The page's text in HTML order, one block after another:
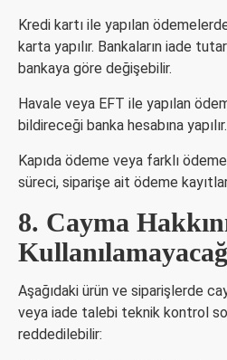
Kredi kartı ile yapılan
karta yapılır. Bankaların iade
bankaya göre değişebilir.
Havale veya EFT ile yapılan
bildireceği banka hesabına yapılır.
Kapıda ödeme veya farklı
süreci, siparişe ait ödeme
8. Cayma
Aşağıdaki ürün ve siparişlerde
veya iade talebi teknik kontrol
reddedilebilir: